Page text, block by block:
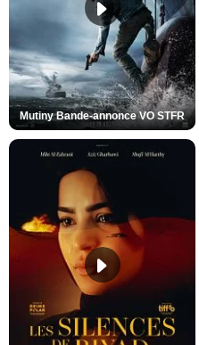
Mutiny Bande-annonce VO STFR